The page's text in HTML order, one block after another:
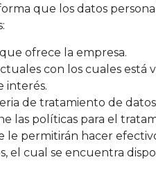
que los datos
ofrece la empresa.
con los cuales está
interés.
de tratamiento de
las políticas para el
permitirán hacer
el cual se encuentra